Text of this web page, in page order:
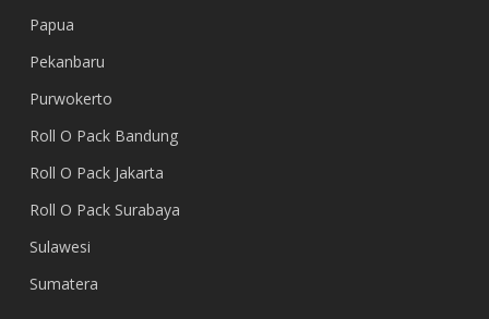
Papua
Pekanbaru
Purwokerto
Roll O Pack Bandung
Roll O Pack Jakarta
Roll O Pack Surabaya
Sulawesi
Sumatera